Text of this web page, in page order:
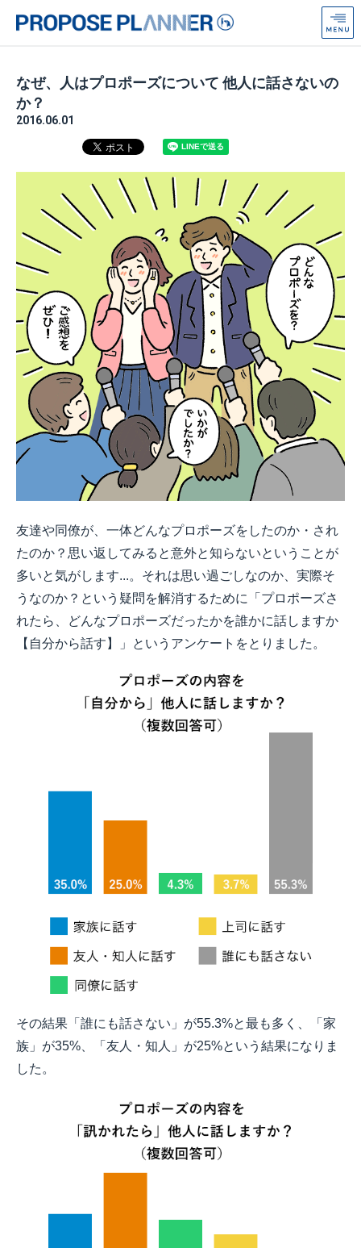
ロ
ズ
ン
from
Anniversaire
なぜ、人はプロポーズについて 他人に話さないの
か？
2016.06.01
友達や同僚が、一体どんなプロポーズをしたのか・され
たのか？思い返してみると意外と知らないということが
多いと気がします...。それは思い過ごしなのか、実際そ
うなのか？という疑問を解消するために「プロポーズさ
れたら、どんなプロポーズだったかを誰かに話しますか
【自分から話す】」というアンケートをとりました。
その結果「誰にも話さない」が55.3%と最も多く、「家
族」が35%、「友人・知人」が25%という結果になりま
した。